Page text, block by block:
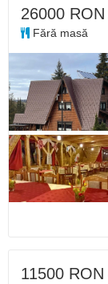
26000 RON
Fără masă
11500 RON